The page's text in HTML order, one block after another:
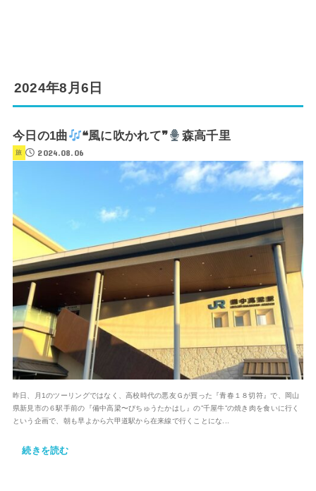
2024年8月6日
今日の1曲 ❝風に吹かれて❞ 森高千里
旅 2024.08.06
昨日、月1のツーリングではなく、高校時代の悪友Ｇが買った『青春１８切符』で、岡山
県新見市の６駅手前の『備中高梁〜びちゅうたかはし』の”千屋牛”の焼き肉を食いに行く
という企画で、朝も早よから六甲道駅から在来線で行くことにな...
続きを読む